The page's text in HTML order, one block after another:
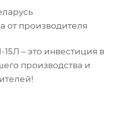
от производителя
– это инвестиция в
производства и